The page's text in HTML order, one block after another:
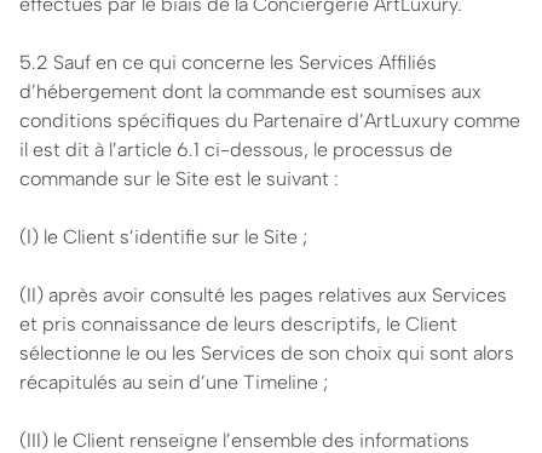
5.2 Sauf en ce qui concerne les Services Affiliés
d’hébergement dont la commande est soumises aux
conditions spécifiques du Partenaire d’ArtLuxury comme
il est dit à l’article 6.1 ci-dessous, le processus de
commande sur le Site est le suivant :
(I) le Client s’identifie sur le Site ;
(II) après avoir consulté les pages relatives aux Services
et pris connaissance de leurs descriptifs, le Client
sélectionne le ou les Services de son choix qui sont alors
récapitulés au sein d’une Timeline ;
(III) le Client renseigne l’ensemble des informations